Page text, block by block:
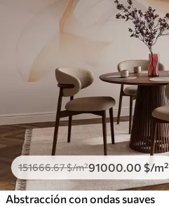
151666.67$/m²91000.00 $/m²
Abstracción con ondas suaves